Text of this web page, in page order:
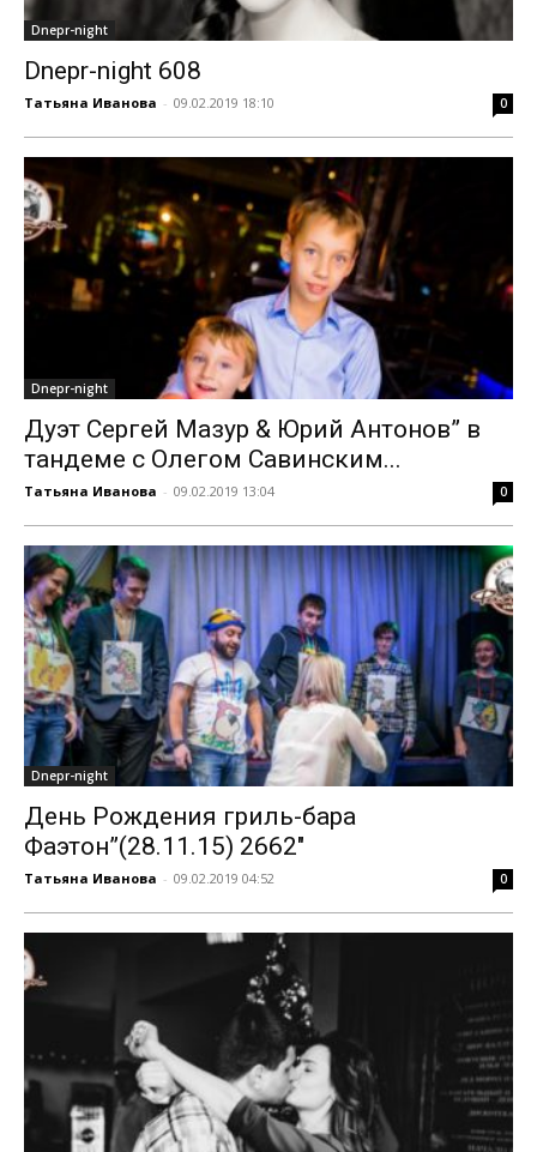
Dnepr-night
Dnepr-night 608
Татьяна Иванова - 09.02.2019 18:10 0
Dnepr-night
Дуэт Сергей Мазур & Юрий Антонов” в
тандеме с Олегом Савинским...
Татьяна Иванова - 09.02.2019 13:04 0
Dnepr-night
День Рождения гриль-бара
Фаэтон”(28.11.15) 2662″
Татьяна Иванова - 09.02.2019 04:52 0